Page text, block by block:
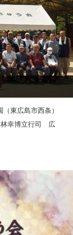
東広島市西条）
幸博立行司 広